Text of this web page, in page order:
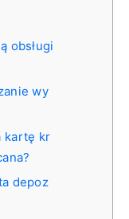
obsługi
wy
kartę kr
depoz